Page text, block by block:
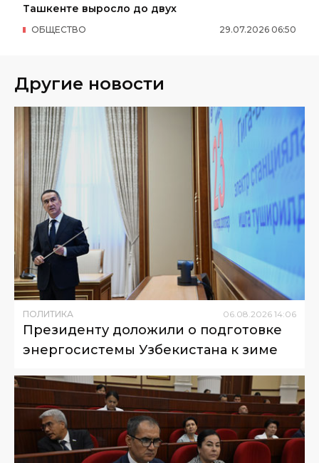
Ташкенте выросло до двух
29.07.2026 06:50
ОБЩЕСТВО
Другие новости
ПОЛИТИКА 06.08.2026 14:06
Президенту доложили о подготовке
энергосистемы Узбекистана к зиме